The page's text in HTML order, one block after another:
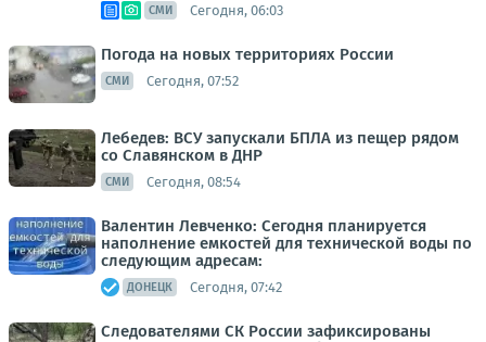
СМИ Сегодня, 06:03
Погода на новых территориях России
СМИ Сегодня, 07:52
Лебедев: ВСУ запускали БПЛА из пещер рядом
со Славянском в ДНР
СМИ Сегодня, 08:54
Валентин Левченко: Сегодня планируется
наполнение емкостей для технической воды по
следующим адресам:
ДОНЕЦК Сегодня, 07:42
Следователями СК России зафиксированы